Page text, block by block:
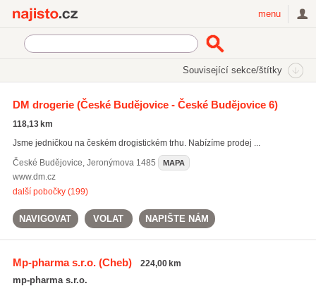
menu
Související sekce/štítky
Nakupování
Parfumerie a kosmetika
Barvy, laky a nátěrové hmoty (677)
DM drogerie(České Budějovice - České Budějovice 6)
118,13 km
Jsme jedničkou na českém drogistickém trhu. Nabízíme prodej ...
České Budějovice, Jeronýmova 1485 MAPA
www.dm.cz
další pobočky (199)
NAVIGOVAT VOLAT NAPIŠTE NÁM
Mp-pharma s.r.o.(Cheb) 224,00 km
mp-pharma s.r.o.